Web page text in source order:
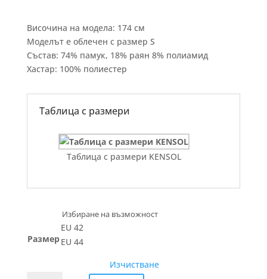
Височина на модела: 174 см
Моделът е облечен с размер S
Състав: 74% памук, 18% раян 8% полиамид
Хастар: 100% полиестер
Таблица с размери
Таблица с размери KENSOL
Размер
EU 42
EU 44
Изчистване